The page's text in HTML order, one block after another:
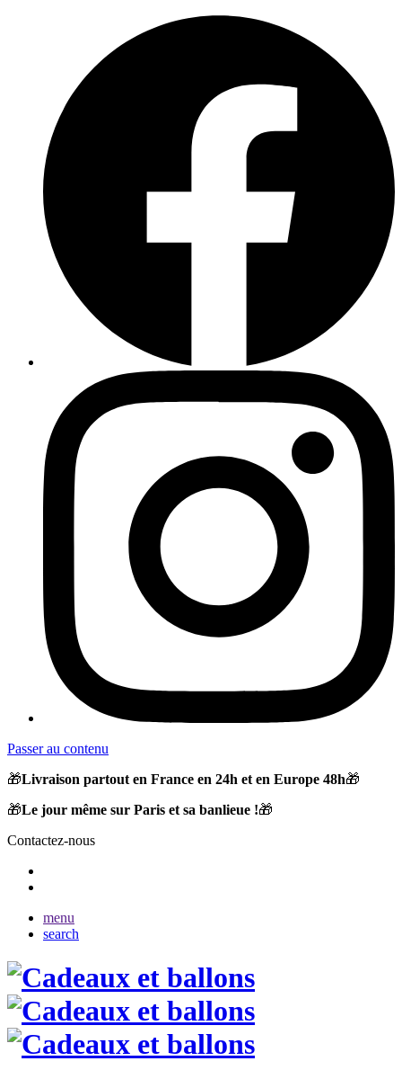
Passer au contenu
🎁Livraison partout en France en 24h et en Europe 48h🎁
🎁Le jour même sur Paris et sa banlieue !🎁
Contactez-nous
menu
search